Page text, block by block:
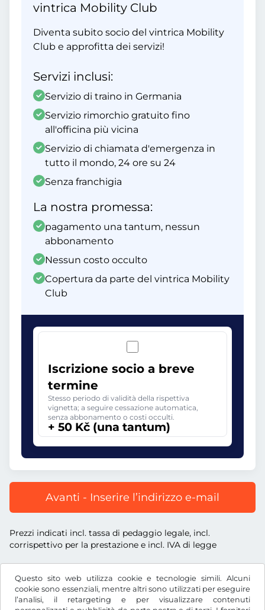
Questo sito web utilizza cookie e tecnologie simili. Alcuni
cookie sono essenziali, mentre altri sono utilizzati per eseguire
l’analisi, il retargeting e per visualizzare contenuti
vintrica Mobility Club
Diventa subito socio del vintrica Mobility
Club e approfitta dei servizi!
Servizi inclusi:
Servizio di traino in Germania
Servizio rimorchio gratuito fino
all'officina più vicina
Servizio di chiamata d'emergenza in
tutto il mondo, 24 ore su 24
Senza franchigia
La nostra promessa:
pagamento una tantum, nessun
abbonamento
Nessun costo occulto
Copertura da parte del vintrica Mobility
Club
Iscrizione socio a breve
termine
Stesso periodo di validità della rispettiva
vignetta; a seguire cessazione automatica,
senza abbonamento o costi occulti.
+ 50 Kč (una tantum)
Avanti - Inserire l’indirizzo e-mail
Prezzi indicati incl. tassa di pedaggio legale, incl.
corrispettivo per la prestazione e incl. IVA di legge
KčCZK